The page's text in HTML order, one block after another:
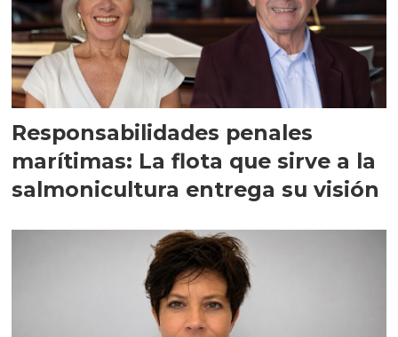
Responsabilidades penales
marítimas: La flota que sirve a la
salmonicultura entrega su visión